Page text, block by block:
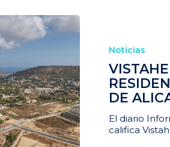
Noticias
DE
El diario
califica